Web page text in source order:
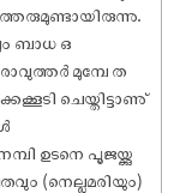
ബാധ ഒ
മുമ്പേ ത
ചെയ്തിട്ടാണു്
ഉടനെ പൂജയ്ക്കു
(നെല്ലുമരിയും)